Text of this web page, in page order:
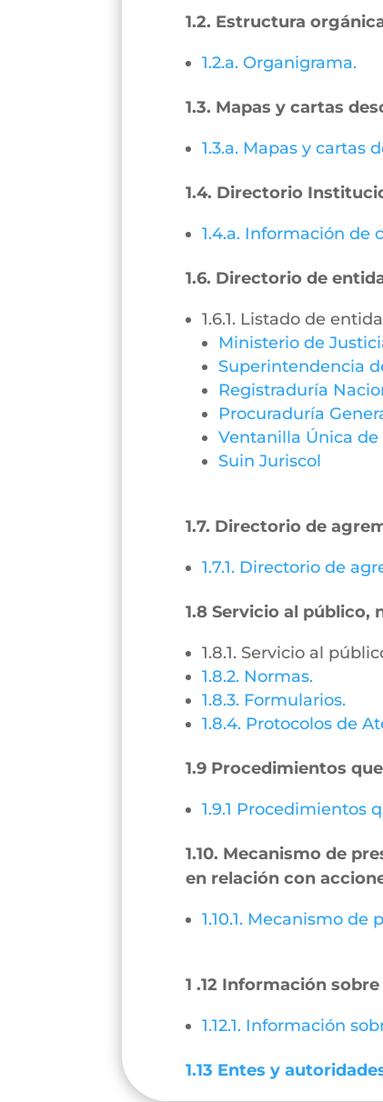
1.2. Estructura
1.2.a. Organigrama.
1.3. Mapas y cartas
1.3.a. Mapas y cartas
1.4. Directorio
1.4.a. Información de
1.6. Directorio de
1.6.1. Listado de
Ministerio de
Superintendencia
Registraduría
Procuraduría
Ventanilla Única de
Suin Juriscol
1.7. Directorio de
1.7.1. Directorio de
1.8 Servicio al
1.8.1. Servicio al
1.8.2. Normas.
1.8.3. Formularios.
1.8.4. Protocolos de
1.9 Procedimientos
1.9.1 Procedimientos
1.10. Mecanismo de
en relación con
1.10.1. Mecanismo
1 .12 Información
1.12.1. Información
1.13 Entes y